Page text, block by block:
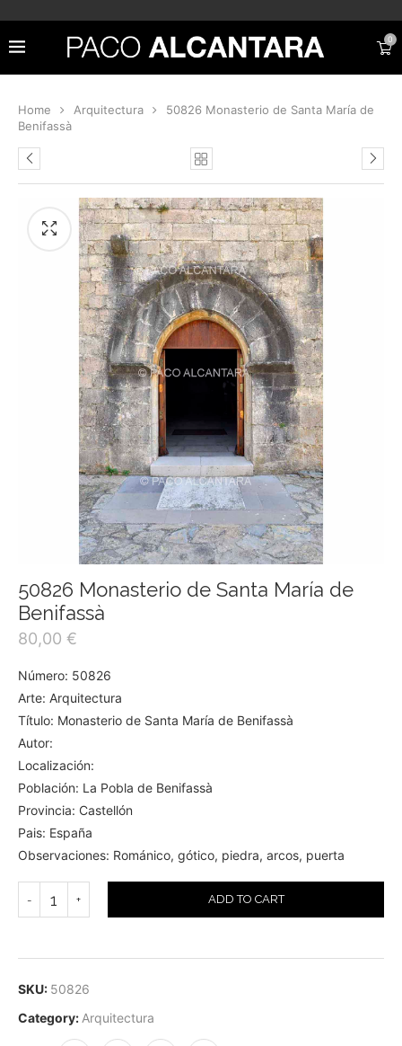
0
Home Arquitectura
50826 Monasterio de Santa María de
Benifassà
50826 Monasterio de Santa María de
Benifassà
80,00 €
Número: 50826
Arte: Arquitectura
Título: Monasterio de Santa María de Benifassà
Autor:
Localización:
Población: La Pobla de Benifassà
Provincia: Castellón
Pais: España
Observaciones: Románico, gótico, piedra, arcos, puerta
ADD TO CART
SKU: 50826
Category: Arquitectura